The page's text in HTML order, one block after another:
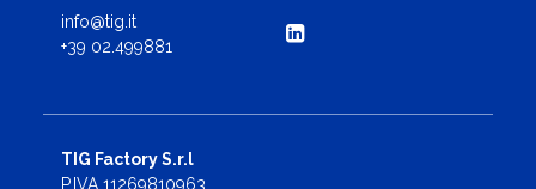
info@tig.it
+39 02.499881
TIG Factory S.r.l
P.IVA 11269810963